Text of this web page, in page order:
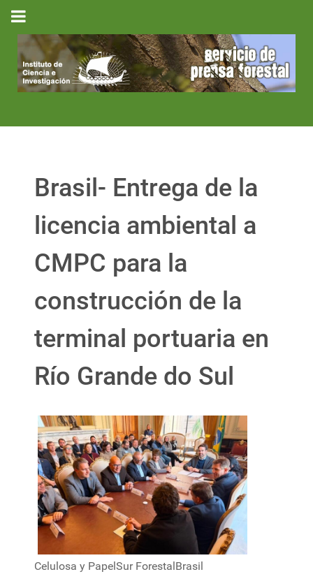
Brasil- Entrega de la
licencia ambiental a
CMPC para la
construcción de la
terminal portuaria en
Río Grande do Sul
Celulosa y PapelSur ForestalBrasil